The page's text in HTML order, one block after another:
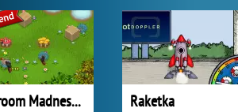
Mushroom Madness 3 Raketka